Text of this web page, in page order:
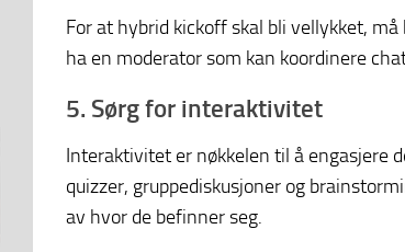
For at hybrid kickoff skal bli vellykket,
ha en moderator som kan koordinere
5. Sørg for interaktivitet
Interaktivitet er nøkkelen til å engasjere
quizzer, gruppediskusjoner og
av hvor de befinner seg.